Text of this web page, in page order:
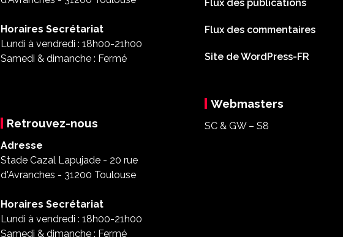
Horaires Secrétariat
Lundi à vendredi : 18h00-21h00
Samedi & dimanche : Fermé
Retrouvez-nous
Adresse
Stade Cazal Lapujade - 20 rue
d'Avranches - 31200 Toulouse
Horaires Secrétariat
Lundi à vendredi : 18h00-21h00
Samedi & dimanche : Fermé
Flux des publications
Flux des commentaires
Site de WordPress-FR
Webmasters
SC & GW – S8